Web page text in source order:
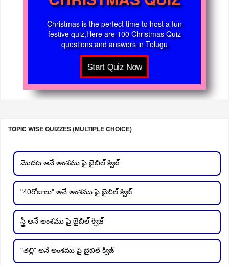
Christmas is the perfect time to host a fun
festive quiz,Here are 100 Christmas Quiz
questions and answers in Telugu
TOPIC WISE QUIZZES (MULTIPLE CHOICE)
మొదట అనే అంశము పై బైబిల్ క్విజ్
"40రోజులు" అనే అంశము పై బైబిల్ క్విజ్
స్త్రీ అనే అంశము పై బైబిల్ క్విజ్
"తల్లి" అనే అంశము పై బైబిల్ క్విజ్